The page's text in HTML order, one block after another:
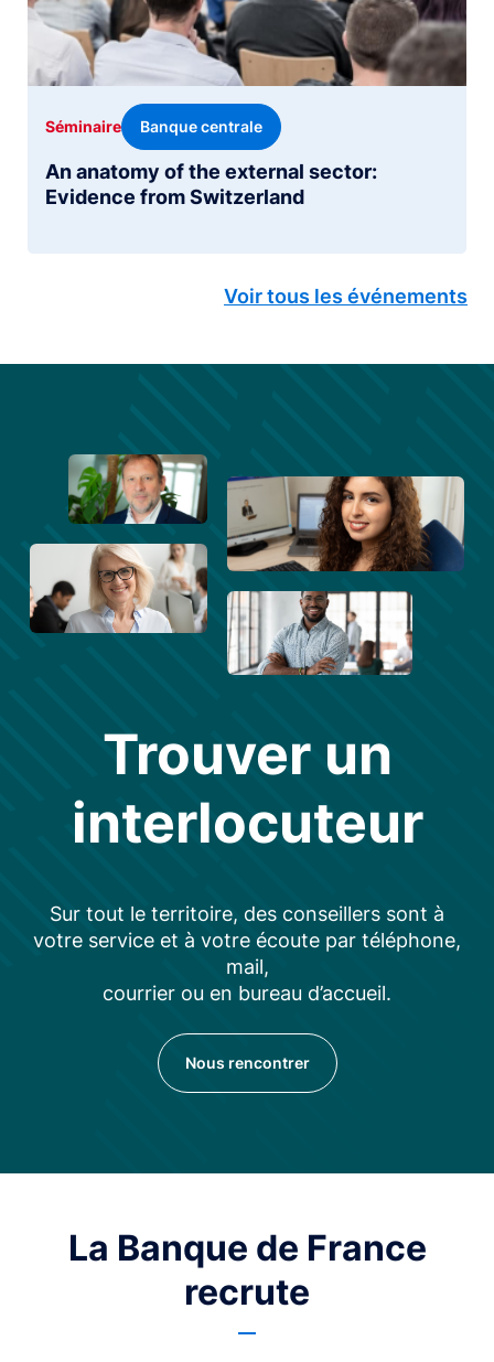
An anatomy of the external sector:
Evidence from Switzerland
Séminaire Banque centrale
Voir tous les événements
Trouver un
interlocuteur
Sur tout le territoire, des conseillers sont à
votre service et à votre écoute par téléphone,
mail,
courrier ou en bureau d’accueil.
Nous rencontrer
La Banque de France
recrute